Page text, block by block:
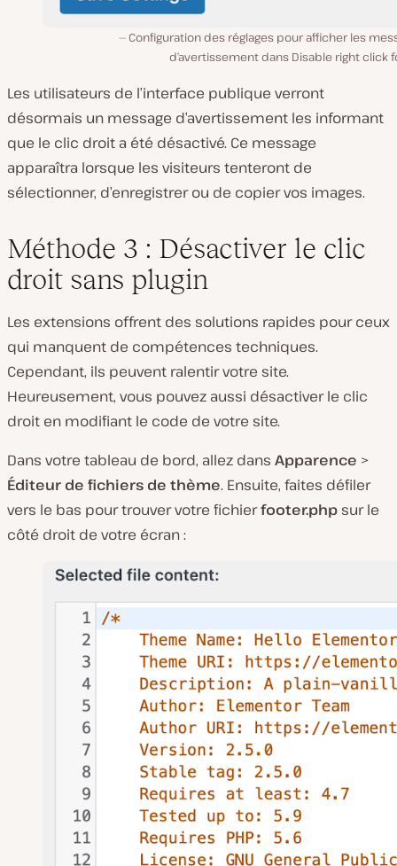
Configuration des réglages pour afficher les
d’avertissement dans Disable right click
Les utilisateurs de l’interface publique verront
désormais un message d’avertissement les informant
que le clic droit a été désactivé. Ce message
apparaîtra lorsque les visiteurs tenteront de
sélectionner, d’enregistrer ou de copier vos images.
Méthode 3 : Désactiver le clic
droit sans plugin
Les extensions offrent des solutions rapides pour ceux
qui manquent de compétences techniques.
Cependant, ils peuvent ralentir votre site.
Heureusement, vous pouvez aussi désactiver le clic
droit en modifiant le code de votre site.
Dans votre tableau de bord, allez dans Apparence >
Éditeur de fichiers de thème. Ensuite, faites défiler
vers le bas pour trouver votre fichierfooter.php sur le
côté droit de votre écran :